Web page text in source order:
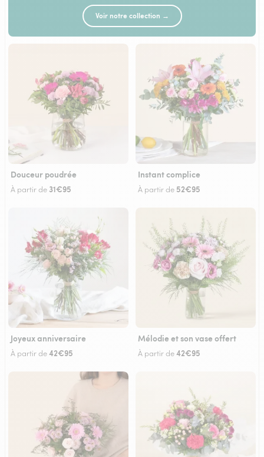
Voir notre collection →
Douceur poudrée
À partir de 31€95
Instant complice
À partir de 52€95
Joyeux anniversaire
À partir de42€95
Mélodie et son vase offert
À partir de42€95